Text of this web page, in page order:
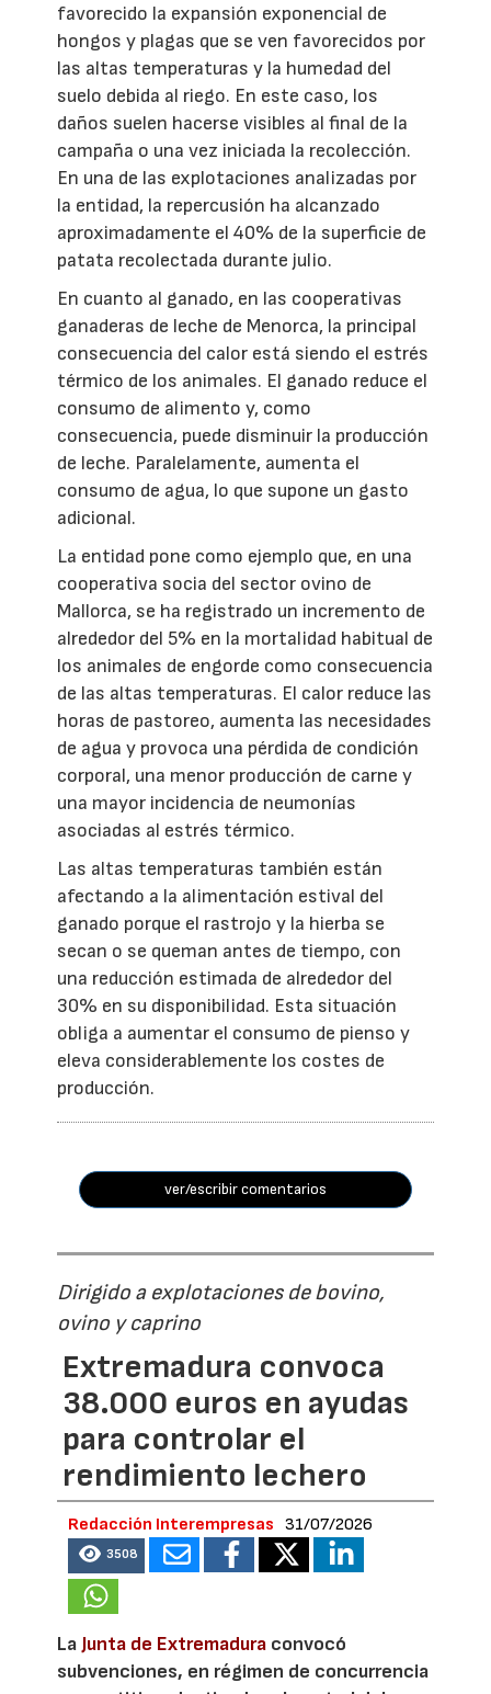
favorecido la expansión exponencial de
hongos y plagas que se ven favorecidos por
las altas temperaturas y la humedad del
suelo debida al riego. En este caso, los
daños suelen hacerse visibles al final de la
campaña o una vez iniciada la recolección.
En una de las explotaciones analizadas por
la entidad, la repercusión ha alcanzado
aproximadamente el 40% de la superficie de
patata recolectada durante julio.
En cuanto al ganado, en las cooperativas
ganaderas de leche de Menorca, la principal
consecuencia del calor está siendo el estrés
térmico de los animales. El ganado reduce el
consumo de alimento y, como
consecuencia, puede disminuir la producción
de leche. Paralelamente, aumenta el
consumo de agua, lo que supone un gasto
adicional.
La entidad pone como ejemplo que, en una
cooperativa socia del sector ovino de
Mallorca, se ha registrado un incremento de
alrededor del 5% en la mortalidad habitual de
los animales de engorde como consecuencia
de las altas temperaturas. El calor reduce las
horas de pastoreo, aumenta las necesidades
de agua y provoca una pérdida de condición
corporal, una menor producción de carne y
una mayor incidencia de neumonías
asociadas al estrés térmico.
Las altas temperaturas también están
afectando a la alimentación estival del
ganado porque el rastrojo y la hierba se
secan o se queman antes de tiempo, con
una reducción estimada de alrededor del
30% en su disponibilidad. Esta situación
obliga a aumentar el consumo de pienso y
eleva considerablemente los costes de
producción.
ver/escribir comentarios
Dirigido a explotaciones de bovino,
ovino y caprino
Extremadura convoca
38.000 euros en ayudas
para controlar el
rendimiento lechero
Redacción Interempresas 31/07/2026
3508
La Junta de Extremadura convocó
subvenciones, en régimen de concurrencia